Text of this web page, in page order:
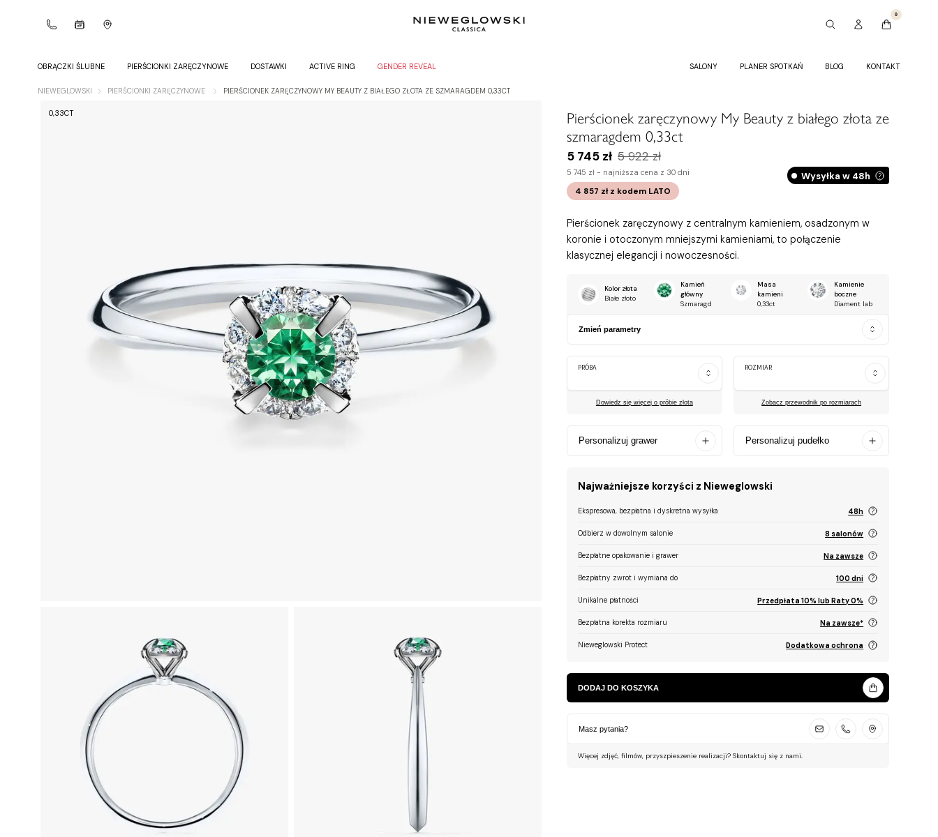
0
OBRĄCZKI ŚLUBNE PIERŚCIONKI ZARĘCZYNOWE DOSTAWKI ACTIVE RING GENDER REVEAL SALONY PLANER SPOTKAŃ BLOG KONTAKT
NIEWEGLOWSKI PIERŚCIONKI ZARĘCZYNOWE PIERŚCIONEK ZARĘCZYNOWY MY BEAUTY Z BIAŁEGO ZŁOTA ZE SZMARAGDEM 0,33CT
0,33CT
Pierścionek zaręczynowy My Beauty z białego złota ze
szmaragdem 0,33ct
5 745 zł 5 922 zł
5 745 zł - najniższa cena z 30 dni
4 857 zł z kodemLATO
Wysyłka w 48h
Pierścionek zaręczynowy z centralnym kamieniem, osadzonym w
koronie i otoczonym mniejszymi kamieniami, to połączenie
klasycznej elegancji i nowoczesności.
Kolor złota
Białe złoto
Kamień
główny
Szmaragd
Masa
kamieni
0,33ct
Kamienie
boczne
Diament lab
Zmień parametry
PRÓBA
Dowiedz się więcej o próbie złota
ROZMIAR
Zobacz przewodnik po rozmiarach
Personalizuj grawer Personalizuj pudełko
Najważniejsze korzyści z Nieweglowski
Ekspresowa, bezpłatna i dyskretna wysyłka 48h
Odbierz w dowolnym salonie 8 salonów
Bezpłatne opakowanie i grawer Na zawsze
Bezpłatny zwrot i wymiana do 100 dni
Unikalne płatności Przedpłata 10% lub Raty 0%
Bezpłatna korekta rozmiaru Na zawsze*
Nieweglowski Protect Dodatkowa ochrona
DODAJ DO KOSZYKA
Masz pytania?
Więcej zdjęć, filmów, przyszpieszenie realizacji? Skontaktuj się z nami.